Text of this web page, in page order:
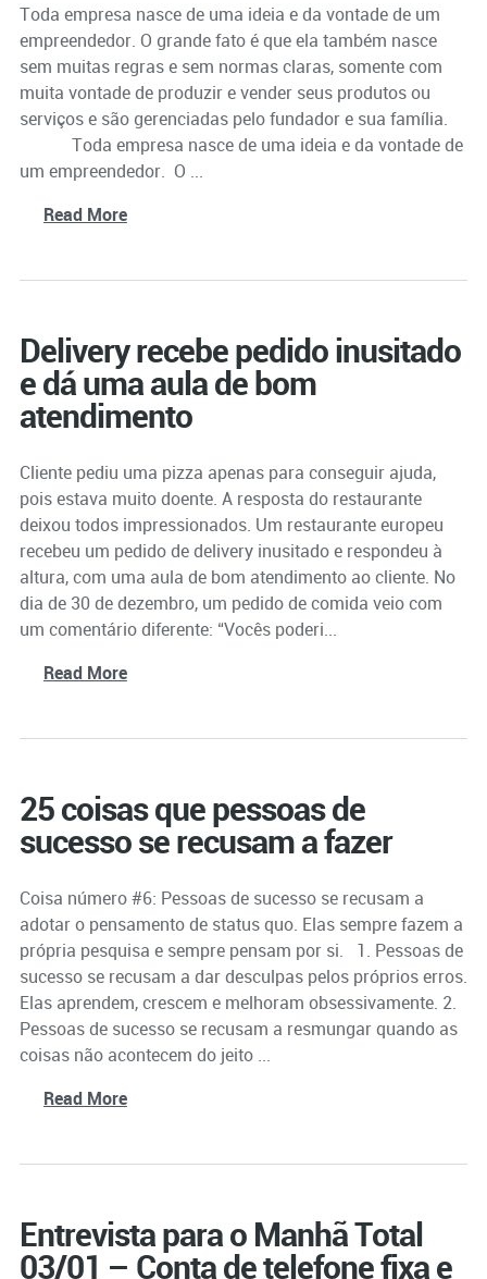
Toda empresa nasce de uma ideia e da vontade de um
empreendedor. O grande fato é que ela também nasce
sem muitas regras e sem normas claras, somente com
muita vontade de produzir e vender seus produtos ou
serviços e são gerenciadas pelo fundador e sua família.
Toda empresa nasce de uma ideia e da vontade de
um empreendedor. O ...
Read More
Delivery recebe pedido inusitado
e dá uma aula de bom
atendimento
Cliente pediu uma pizza apenas para conseguir ajuda,
pois estava muito doente. A resposta do restaurante
deixou todos impressionados. Um restaurante europeu
recebeu um pedido de delivery inusitado e respondeu à
altura, com uma aula de bom atendimento ao cliente. No
dia de 30 de dezembro, um pedido de comida veio com
um comentário diferente: “Vocês poderi...
Read More
25 coisas que pessoas de
sucesso se recusam a fazer
Coisa número #6: Pessoas de sucesso se recusam a
adotar o pensamento de status quo. Elas sempre fazem a
própria pesquisa e sempre pensam por si. 1. Pessoas de
sucesso se recusam a dar desculpas pelos próprios erros.
Elas aprendem, crescem e melhoram obsessivamente. 2.
Pessoas de sucesso se recusam a resmungar quando as
coisas não acontecem do jeito ...
Read More
Entrevista para o Manhã Total
03/01 – Conta de telefone fixa e